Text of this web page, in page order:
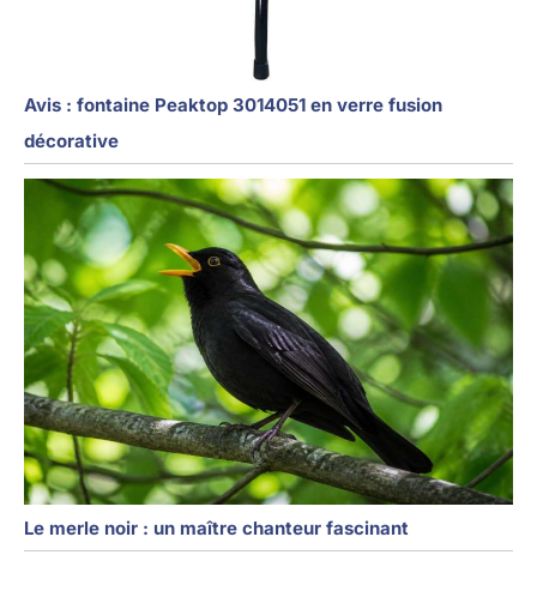
Avis : fontaine Peaktop 3014051 en verre fusion
décorative
Le merle noir : un maître chanteur fascinant